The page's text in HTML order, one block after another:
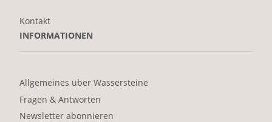
Kontakt
INFORMATIONEN
Allgemeines über Wassersteine
Fragen & Antworten
Newsletter abonnieren